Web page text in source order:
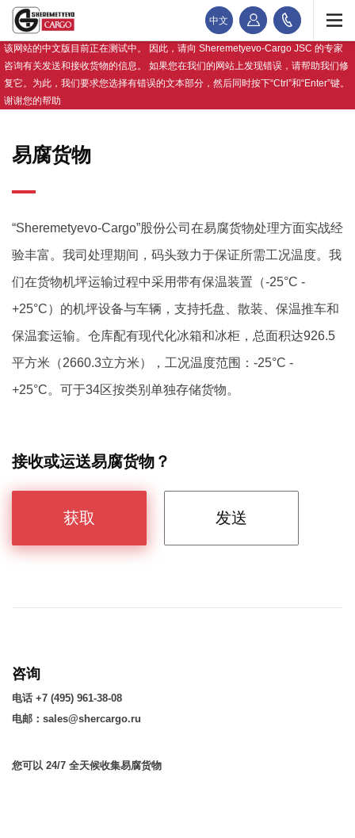
中文
该网站的中文版目前正在测试中。 因此，请向 Sheremetyevo-Cargo JSC 的专家
咨询有关发送和接收货物的信息。 如果您在我们的网站上发现错误，请帮助我们修
复它。为此，我们要求您选择有错误的文本部分，然后同时按下“Ctrl”和“Enter”键。
谢谢您的帮助
易腐货物
“Sheremetyevo-Cargo”股份公司在易腐货物处理方面实战经
验丰富。我司处理期间，码头致力于保证所需工况温度。我
们在货物机坪运输过程中采用带有保温装置（-25°С -
+25°С）的机坪设备与车辆，支持托盘、散装、保温推车和
保温套运输。仓库配有现代化冰箱和冰柜，总面积达926.5
平方米（2660.3立方米），工况温度范围：-25°С -
+25°С。可于34区按类别单独存储货物。
接收或运送易腐货物？
获取 发送
咨询
电话 +7 (495) 961-38-08
电邮：sales@shercargo.ru
您可以 24/7 全天候收集易腐货物